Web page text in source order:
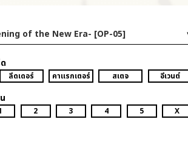
of the New Era- [OP-05]
ลีดเดอร์ คาแรกเตอร์ สเตจ อีเวนต์
2 3 4 5 X